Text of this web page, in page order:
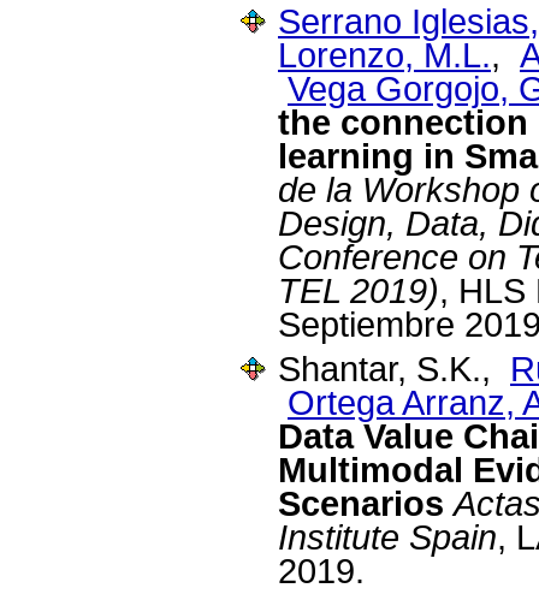
Serrano
Lorenzo, M.L.,
Vega Gorgojo,
the connection
learning in
de la Workshop
Design, Data,
Conference on
TEL 2019), HLS
Septiembre
Shantar, S.K.,
Ortega Arranz,
Data Value
Multimodal
Scenarios
Institute Spain,
2019.